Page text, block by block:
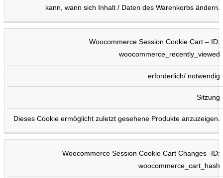
kann, wann sich Inhalt / Daten des Warenkorbs ändern.
Woocommerce Session Cookie Cart – ID:
woocommerce_recently_viewed
erforderlich/ notwendig
Sitzung
Dieses Cookie ermöglicht zuletzt gesehene Produkte anzuzeigen.
Woocommerce Session Cookie Cart Changes -ID:
woocommerce_cart_hash